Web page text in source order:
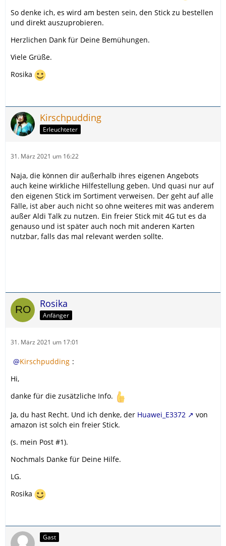
So denke ich, es wird am besten sein, den Stick zu bestellen
und direkt auszuprobieren.
Herzlichen Dank für Deine Bemühungen.
Viele Grüße.
Rosika
Kirschpudding
Erleuchteter
31. März 2021 um 16:22
Naja, die können dir außerhalb ihres eigenen Angebots
auch keine wirkliche Hilfestellung geben. Und quasi nur auf
den eigenen Stick im Sortiment verweisen. Der geht auf alle
Fälle, ist aber auch nicht so ohne weiteres mit was anderem
außer Aldi Talk zu nutzen. Ein freier Stick mit 4G tut es da
genauso und ist später auch noch mit anderen Karten
nutzbar, falls das mal relevant werden sollte.
Rosika
Anfänger
31. März 2021 um 17:01
Kirschpudding :
Hi,
danke für die zusätzliche Info.
Ja, du hast Recht. Und ich denke, der Huawei_E3372
von
amazon ist solch ein freier Stick.
(s. mein Post #1).
Nochmals Danke für Deine Hilfe.
LG.
Rosika
Gast